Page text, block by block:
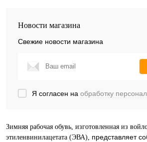
Новости магазина
Свежие новости магазина
Я согласен на обработку
Зимняя рабочая обувь, изготовленная из
этиленвинилацетата (ЭВА), представляет